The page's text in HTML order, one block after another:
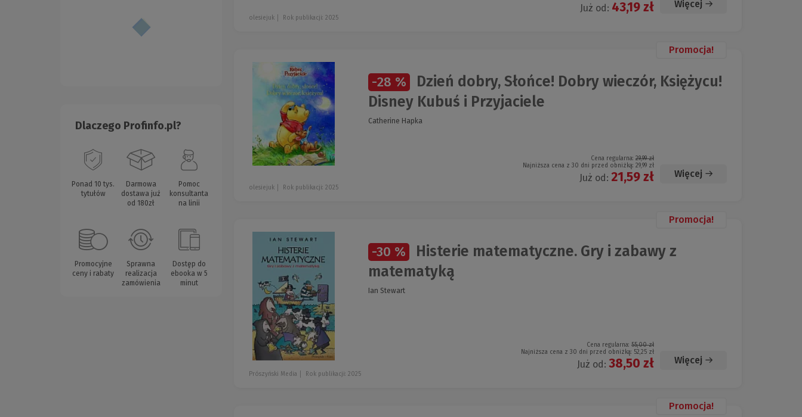
Dlaczego Profinfo.pl?
Ponad 10 tys.
tytułów
Darmowa
dostawa już
od 180zł
Pomoc
konsultanta
na linii
Promocyjne
ceny i rabaty
Sprawna
realizacja
zamówienia
Dostęp do
ebooka w 5
minut
Już od: 43,19 zł Więcej
olesiejuk Rok publikacji: 2025
Promocja!
-28 %
Dzień dobry, Słońce! Dobry wieczór, Księżycu!
Disney Kubuś i Przyjaciele
Catherine Hapka
Cena regularna: 29,99 zł
Najniższa cena z 30 dni przed obniżką: 29,99 zł
Już od: 21,59 zł Więcej
olesiejuk Rok publikacji: 2025
Promocja!
-30 %
Histerie matematyczne. Gry i zabawy z
matematyką
Ian Stewart
Cena regularna: 55,00 zł
Najniższa cena z 30 dni przed obniżką: 52,25 zł
Już od: 38,50 zł Więcej
Prószyński Media Rok publikacji: 2025
Promocja!